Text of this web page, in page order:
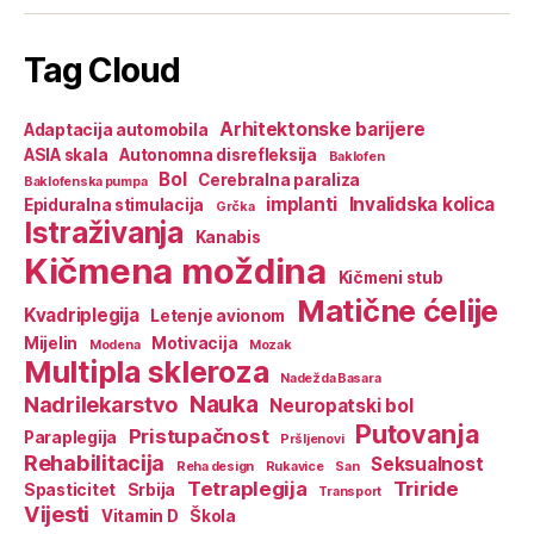
Tag Cloud
Adaptacija automobila Arhitektonske barijere
ASIA skala Autonomna disrefleksija
Baklofen
Baklofenska pumpa
Bol
Cerebralna paraliza
Epiduralna stimulacija
Grčka implanti Invalidska kolica
Istraživanja Kanabis
Kičmena moždina Kičmeni stub
Kvadriplegija Letenje avionom Matične ćelije
Mijelin Modena Motivacija Mozak
Multipla skleroza Nadežda Basara
Nadrilekarstvo Nauka Neuropatski bol
Paraplegija Pristupačnost Pršljenovi Putovanja
Rehabilitacija Reha design Rukavice San Seksualnost
Spasticitet Srbija Tetraplegija Transport Triride
Vijesti Vitamin D Škola